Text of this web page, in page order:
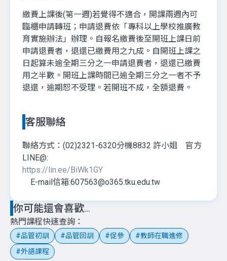
繳費上課後(第一週)若覺得不適合，開課兩週內可
臨櫃申請轉班；申請退費依「專科以上學校推廣教
育實施辦法」辦理。自報名繳費後至開班上課日前
申請退費者，退還已繳費用之九成。自開班上課之
日起算未逾全期三分之一申請退費者，退還已繳費
用之半數。開班上課時間已逾全期三分之一者不予
退還，逾期恕不受理。若開班不成，全額退費。
客服聯絡
聯絡方式：(02)2321-6320分機8832 許小姐 官方
LINE@:
https://lin.ee/BiWk1GY
E-mail信箱:607563@o365.tku.edu.tw
你可能還會喜歡...
熱門課程快速查詢
品管初訓 品管回訓 促參
教師在職進修
外語課程